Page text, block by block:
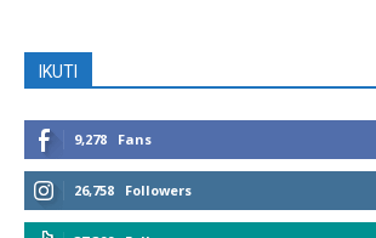
IKUTI
9,278 Fans
26,758 Followers